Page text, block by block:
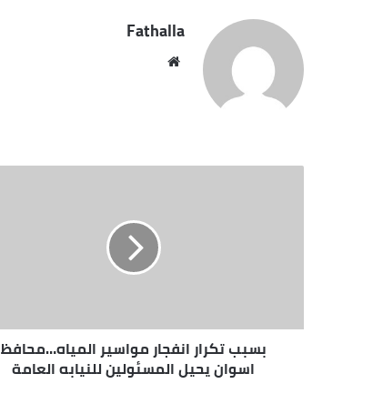
Fathalla
بسبب تكرار انفجار مواسير المياه…محافظ
اسوان يحيل المسئولين للنيابه العامة